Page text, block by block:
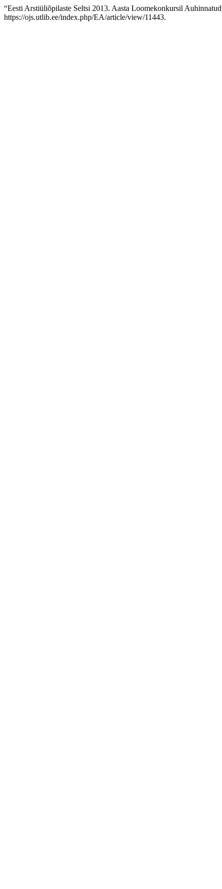
“Eesti Arstiüliõpilaste Seltsi 2013. Aasta Loomekonkursil
https://ojs.utlib.ee/index.php/EA/article/view/11443.